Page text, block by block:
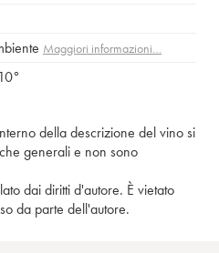
Maggiori informazioni…
10°
della descrizione del vino si
generali e non sono
dai diritti d'autore. È vietato
da parte dell'autore.